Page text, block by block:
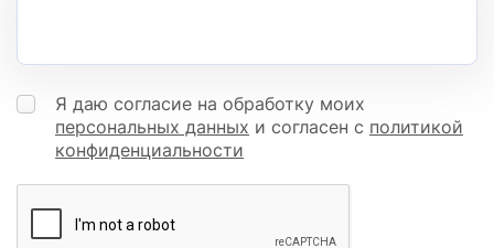
Я даю согласие на обработку моих
персональных данных и согласен с политикой
конфиденциальности